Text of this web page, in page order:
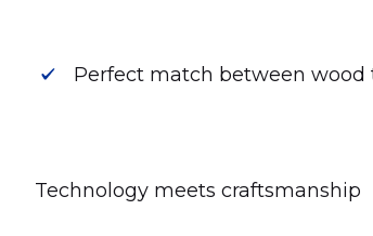
Perfect match between wood
Technology meets craftsmanship